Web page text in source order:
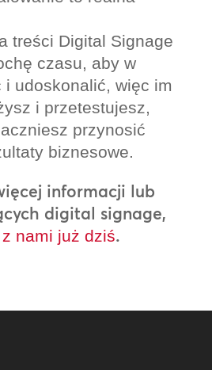
treści Digital Signage
czasu, aby w
i udoskonalić, więc im
i przetestujesz,
przynosić
biznesowe.
informacji lub
digital signage,
nami już dziś.